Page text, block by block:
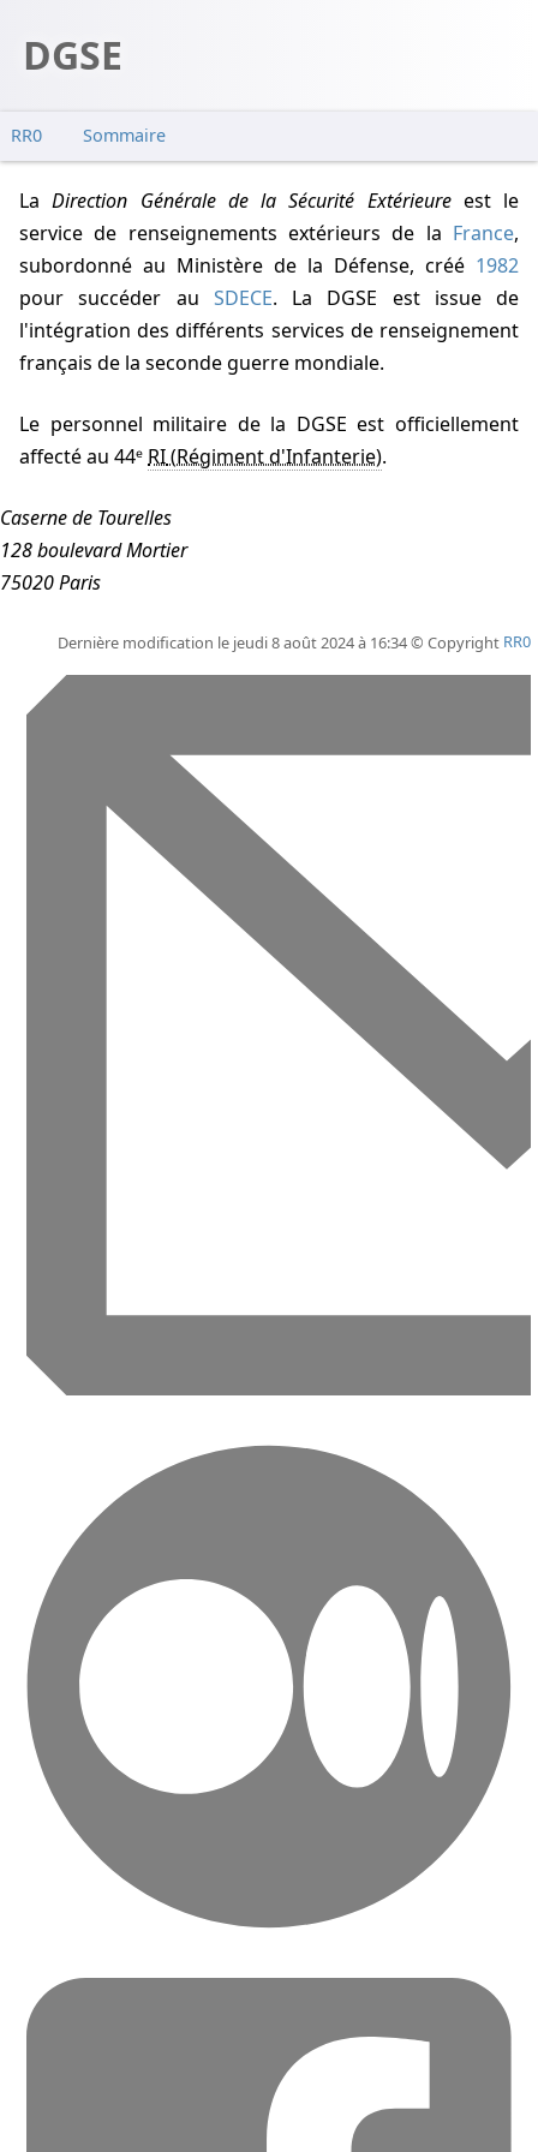
DGSE
RR0 Sommaire
LaDirection Générale de la Sécurité Extérieureest le
service de renseignements extérieurs de la France,
subordonné au Ministère de la Défense, créé 1982
pour succéder au SDECE. La DGSE est issue de
l'intégration des différents services de renseignement
français de la seconde guerre mondiale.
Le personnel militaire de la DGSE est officiellement
affecté au 44ᵉ RI .
Caserne de Tourelles
128 boulevard Mortier
75020 Paris
Dernière modification le jeudi 8 août 2024 à 16:34 © Copyright RR0